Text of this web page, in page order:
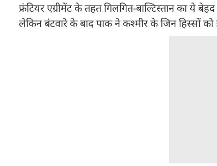
फ्रंटियर एग्रीमेंट के तहत गिलगित-बाल्टिस्तान का ये
लेकिन बंटवारे के बाद पाक ने कश्मीर के जिन हिस्सों